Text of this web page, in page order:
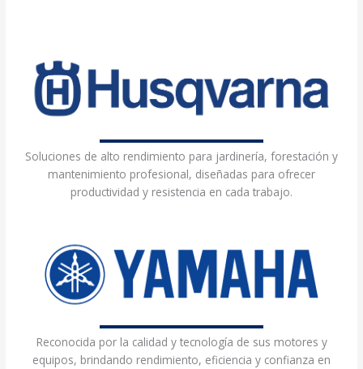
Soluciones de alto rendimiento para jardinería, forestación y
mantenimiento profesional, diseñadas para ofrecer
productividad y resistencia en cada trabajo.
Reconocida por la calidad y tecnología de sus motores y
equipos, brindando rendimiento, eficiencia y confianza en